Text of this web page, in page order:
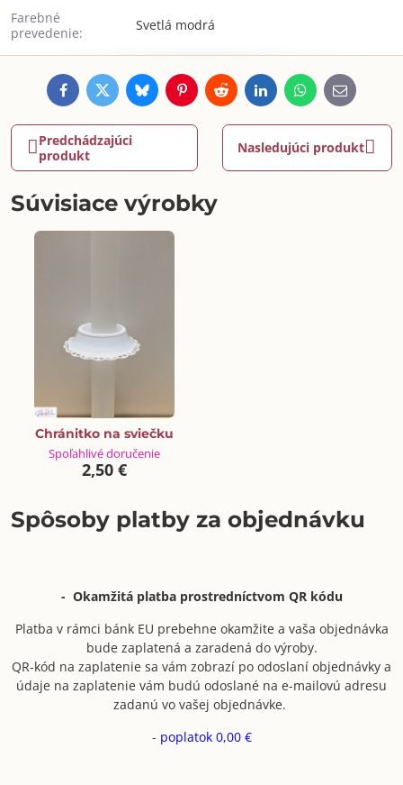
Farebné
prevedenie:
Svetlá modrá
FacebookTwitterBlueskyPinterestRedditLinkedInWhatsApp
E-
mail
Predchádzajúci
produkt
Nasledujúci produkt
Súvisiace výrobky
Chránitko na sviečku
Spoľahlivé doručenie
2,50 €
Spôsoby platby za objednávku
- Okamžitá platba prostredníctvom QR kódu
Platba v rámci bánk EU prebehne okamžite a vaša objednávka
bude zaplatená a zaradená do výroby.
QR-kód na zaplatenie sa vám zobrazí po odoslaní objednávky a
údaje na zaplatenie vám budú odoslané na e-mailovú adresu
zadanú vo vašej objednávke.
- poplatok 0,00 €